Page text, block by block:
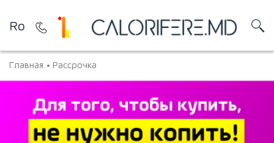
Ro
Главная Рассрочка